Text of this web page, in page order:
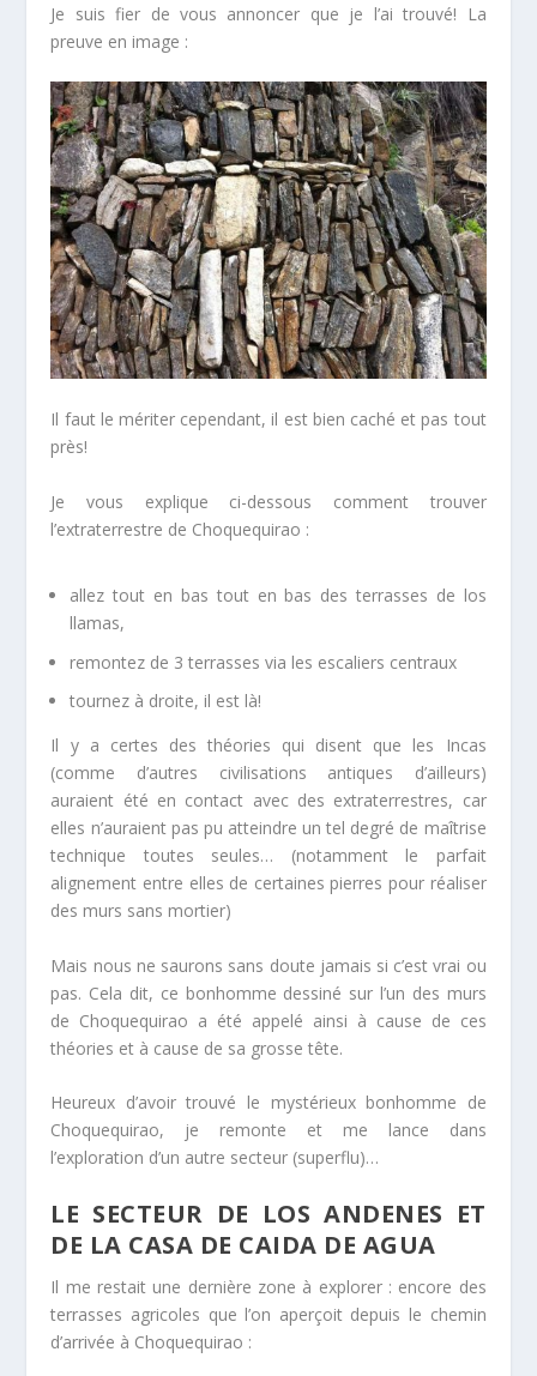
Je suis fier de vous annoncer que je l’ai trouvé! La
preuve en image :
Il faut le mériter cependant, il est bien caché et pas tout
près!
Je vous explique ci-dessous comment trouver
l’extraterrestre de Choquequirao :
allez tout en bas tout en bas des terrasses de los
llamas,
remontez de 3 terrasses via les escaliers centraux
tournez à droite, il est là!
Il y a certes des théories qui disent que les Incas
(comme d’autres civilisations antiques d’ailleurs)
auraient été en contact avec des extraterrestres, car
elles n’auraient pas pu atteindre un tel degré de maîtrise
technique toutes seules… (notamment le parfait
alignement entre elles de certaines pierres pour réaliser
des murs sans mortier)
Mais nous ne saurons sans doute jamais si c’est vrai ou
pas. Cela dit, ce bonhomme dessiné sur l’un des murs
de Choquequirao a été appelé ainsi à cause de ces
théories et à cause de sa grosse tête.
Heureux d’avoir trouvé le mystérieux bonhomme de
Choquequirao, je remonte et me lance dans
l’exploration d’un autre secteur (superflu)…
LE SECTEUR DE LOS ANDENES ET
DE LA CASA DE CAIDA DE AGUA
Il me restait une dernière zone à explorer : encore des
terrasses agricoles que l’on aperçoit depuis le chemin
d’arrivée à Choquequirao :